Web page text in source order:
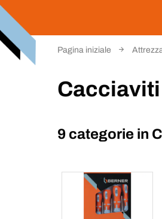
Pagina iniziale
9 categorie in